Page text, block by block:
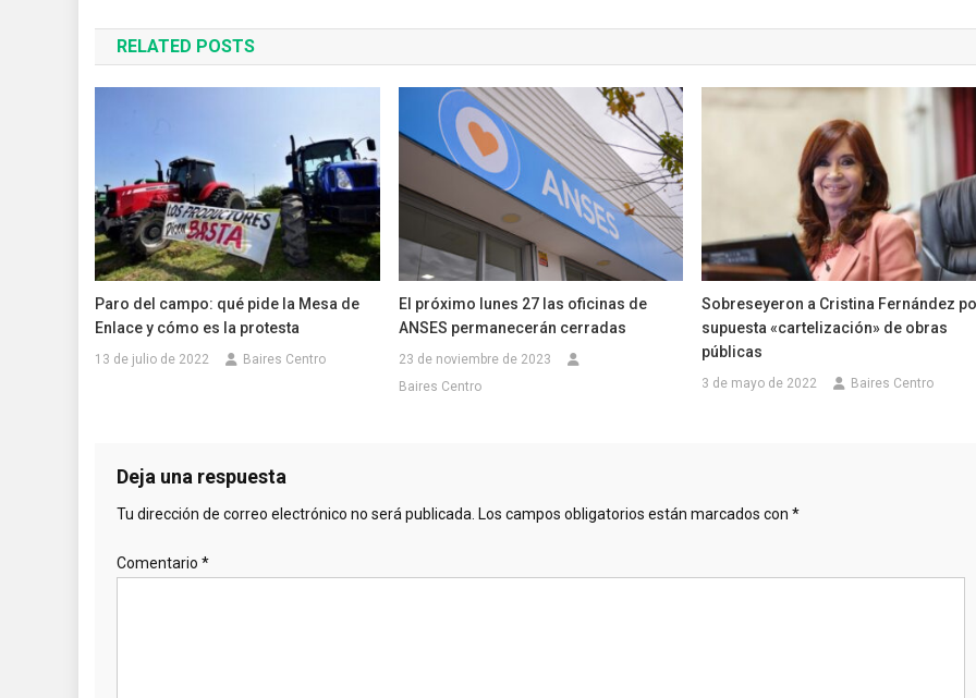
de
entradas
RELATED POSTS
Paro del campo: qué pide la Mesa de
Enlace y cómo es la protesta
13 de julio de 2022 Baires Centro
El próximo lunes 27 las oficinas de
ANSES permanecerán cerradas
23 de noviembre de 2023
Baires Centro
Sobreseyeron a Cristina Fernández
supuesta «cartelización» de obras
públicas
3 de mayo de 2022 Baires Centro
Deja una respuesta
Tu dirección de correo electrónico no será publicada. Los campos obligatorios están marcados con *
Comentario *